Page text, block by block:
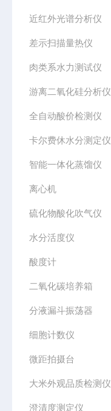
近红外光谱分析仪
差示扫描量热仪
肉类系水力测试仪
游离二氧化硅分析仪
全自动酸价检测仪
卡尔费休水分测定仪
智能一体化蒸馏仪
离心机
硫化物酸化吹气仪
水分活度仪
酸度计
二氧化碳培养箱
分液漏斗振荡器
细胞计数仪
微距拍摄台
大米外观品质检测仪
澄清度测定仪